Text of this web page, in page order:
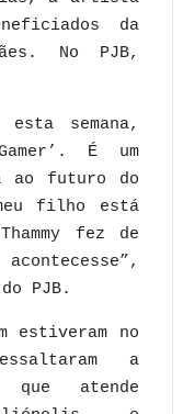
da
No PJB,
semana,
É um
ao futuro do
filho está
fez de
PJB.
estiveram no
a
atende